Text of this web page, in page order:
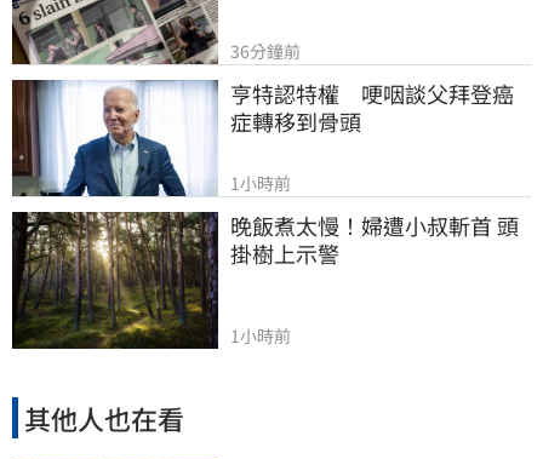
36分鐘前
亨特認特權　哽咽談父拜登癌
症轉移到骨頭
1小時前
晚飯煮太慢！婦遭小叔斬首 頭
掛樹上示警
1小時前
其他人也在看